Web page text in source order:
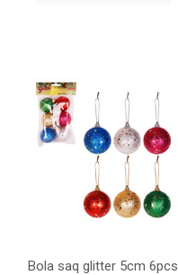
Bola saq glitter 5cm 6pcs